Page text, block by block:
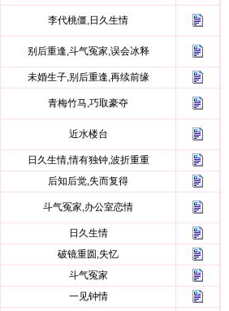
李代桃僵,日久生情
别后重逢,斗气冤家,误会冰释
未婚生子,别后重逢,再续前缘
青梅竹马,巧取豪夺
近水楼台
日久生情,情有独钟,波折重重
后知后觉,失而复得
斗气冤家,办公室恋情
日久生情
破镜重圆,失忆
斗气冤家
一见钟情